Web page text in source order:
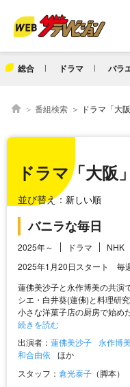
総合 ドラマ バラ
番組検索 ドラマ「大
ドラマ「大阪
並び替え：
バニラな毎日
2025年～ ドラマ
NHK
2025年1月20日スタート 毎
蓮佛美沙子と永作博美の共演
シエ・白井葵(蓮佛)と料理研
小さな洋菓子店の厨房で始め
続きを読む
出演者： 蓮佛美沙子 永作博
和合由依
ほか
スタッフ： 倉光泰子 （脚本）